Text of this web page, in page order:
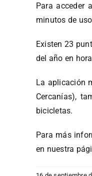
Para acceder
minutos de
Existen 23
del año en
La aplicación
Cercanías),
bicicletas.
Para más
en nuestra